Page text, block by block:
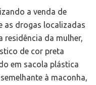
a venda de
as drogas localizadas
residência da mulher,
de cor preta
em sacola plástica
à maconha,